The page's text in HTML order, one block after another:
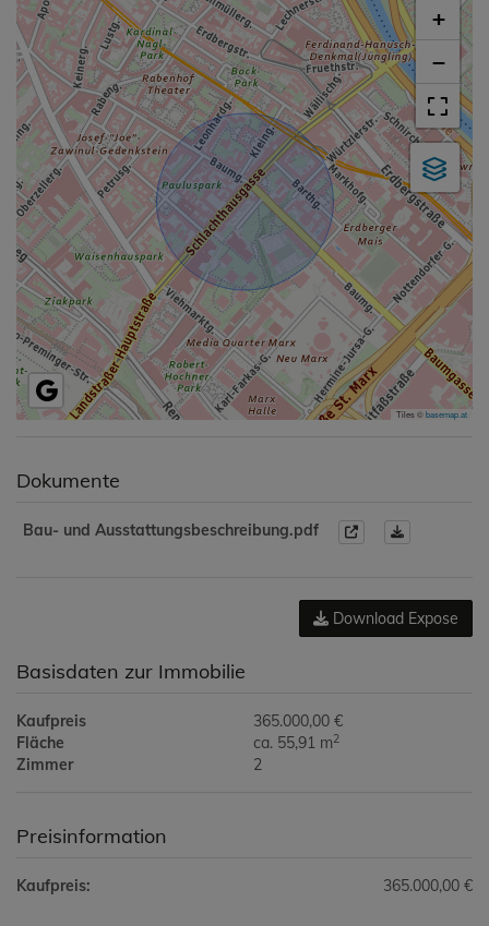
+
−
Tiles ©basemap.at
Dokumente
Bau- und Ausstattungsbeschreibung.pdf
Download Expose
Basisdaten zur Immobilie
Kaufpreis
365.000,00 €
Fläche
ca. 55,91 m2
Zimmer 2
Preisinformation
Kaufpreis: 365.000,00 €